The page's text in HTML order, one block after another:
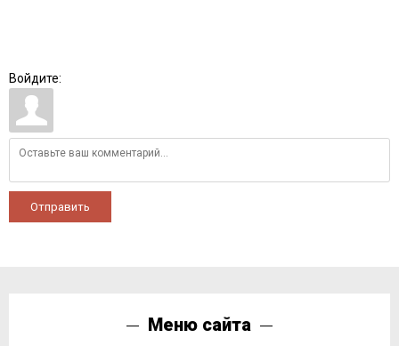
Войдите:
Отправить
Меню сайта